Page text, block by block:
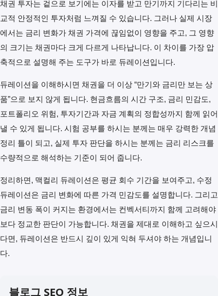
채권 투자는 겉으로 보기에는 이자를 받고 만기까지 기다리는 비
교적 안정적인 투자처럼 느껴질 수 있습니다. 그러나 실제 시장
에서는 금리 변화가 채권 가격에 끊임없이 영향을 주고, 그 영향
의 크기는 채권마다 크게 다르게 나타납니다. 이 차이를 가장 압
축적으로 설명해 주는 도구가 바로 듀레이션입니다.
듀레이션을 이해하시면 채권을 더 이상 “만기와 금리만 보는 상
품”으로 보지 않게 됩니다. 현금흐름의 시간 구조, 금리 민감도,
포트폴리오 위험, 투자기간과 자금 계획의 정합성까지 함께 읽어
낼 수 있게 됩니다. 시험 공부를 하시는 분께는 매우 강력한 개념
정리 틀이 되고, 실제 투자 판단을 하시는 분께는 금리 리스크를
수량적으로 해석하는 기준이 되어 줍니다.
정리하면, 맥컬리 듀레이션은 평균 회수 기간을 보여주고, 수정
듀레이션은 금리 변화에 따른 가격 민감도를 설명합니다. 그리고
금리 변동 폭이 커지는 환경에서는 컨벡서티까지 함께 고려해야
보다 정교한 판단이 가능합니다. 채권을 제대로 이해하고 싶으시
다면, 듀레이션은 반드시 깊이 있게 익혀 두셔야 하는 개념입니
다.
블로그 SEO 정보